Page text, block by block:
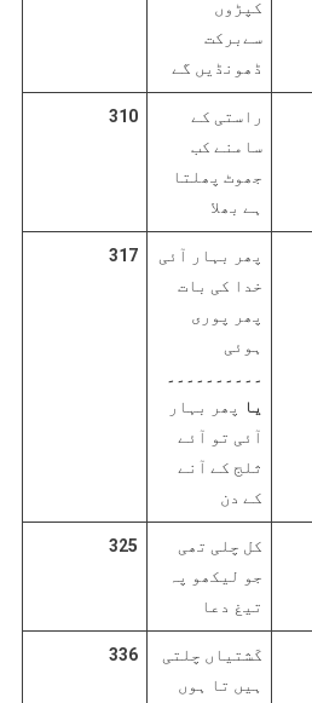
کپڑوں
سےبرکت
ڈھونڈیں گے
راستی کے
سامنے کب
جھوٹ پھلتا
ہے بھلا
310
پھر بہار آئی
خدا کی بات
پھر پوری
ہوئی
۔۔۔۔۔۔۔۔۔۔
یا
پھر بہار
آئی تو آئے
ثلج کے آنے
کے دن
317
کل چلی تھی
جو لیکھو پہ
تیغ دعا
325
کَشتیاں چلتی
ہیں تا ہوں
336